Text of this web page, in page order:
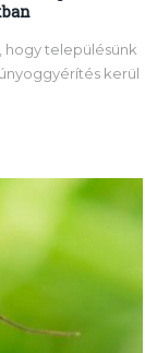
hogy településünk
kerül